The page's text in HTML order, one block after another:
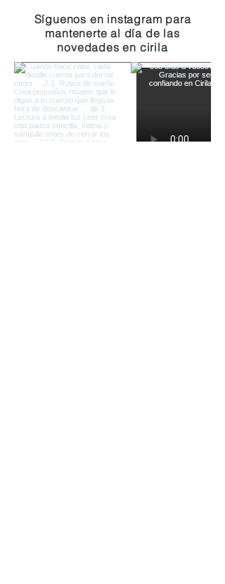
Síguenos en instagram para
mantenerte al día de las
novedades en cirila